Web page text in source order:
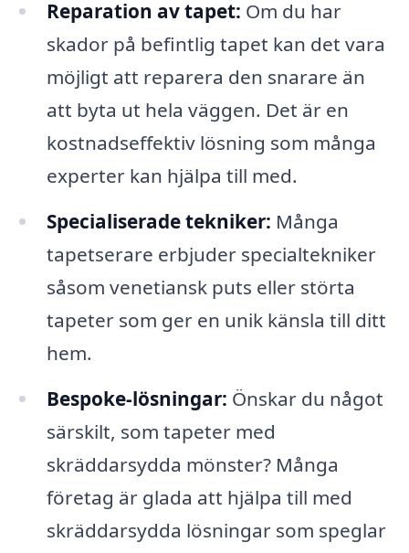
Reparation av tapet: Om du har
skador på befintlig tapet kan det vara
möjligt att reparera den snarare än
att byta ut hela väggen. Det är en
kostnadseffektiv lösning som många
experter kan hjälpa till med.
Specialiserade tekniker: Många
tapetserare erbjuder specialtekniker
såsom venetiansk puts eller störta
tapeter som ger en unik känsla till ditt
hem.
Bespoke-lösningar: Önskar du något
särskilt, som tapeter med
skräddarsydda mönster? Många
företag är glada att hjälpa till med
skräddarsydda lösningar som speglar